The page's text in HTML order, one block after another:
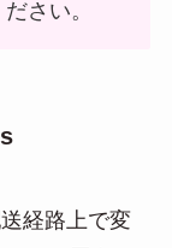
さい。
経路上で変